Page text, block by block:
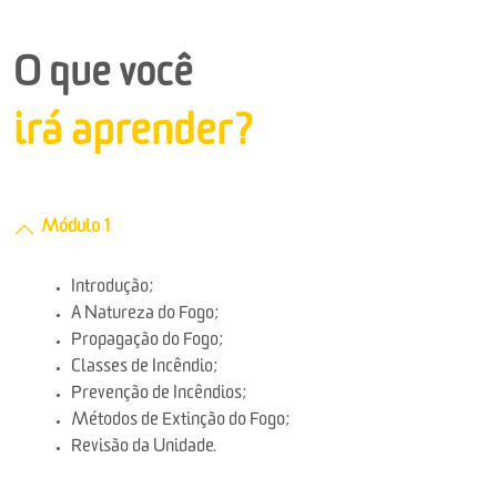
O que você
irá aprender?
Módulo 1
Introdução;
A Natureza do Fogo;
Propagação do Fogo;
Classes de Incêndio;
Prevenção de Incêndios;
Métodos de Extinção do Fogo;
Revisão da Unidade.